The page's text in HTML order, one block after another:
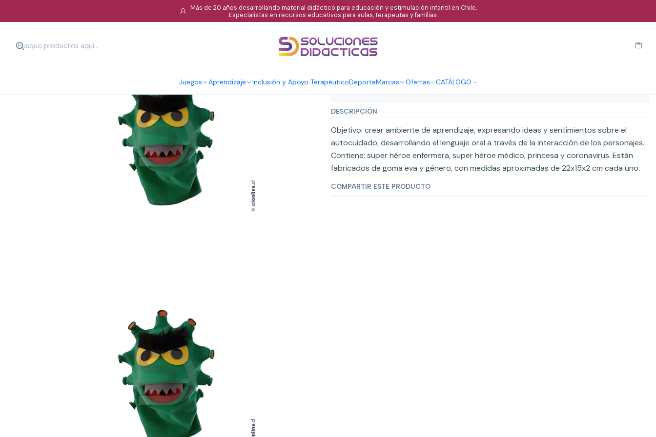
Juegos Aprendizaje Inclusión y Apoyo TerapéuticoDeporteMarcas Ofertas- CATÁLOGO -
Más de 20 años desarrollando material didáctico para educación y estimulación infantil en Chile.
Especialistas en recursos educativos para aulas, terapeutas y familias.
|
Títeres virus y super Heroes
DESCRIPCIÓN
Objetivo: crear ambiente de aprendizaje, expresando ideas y sentimientos sobre el
autocuidado, desarrollando el lenguaje oral a través de la interacción de los personajes.
Contiene: super héroe enfermera, super héroe médico, princesa y coronavirus. Están
fabricados de goma eva y género, con medidas aproximadas de 22x15x2 cm cada uno.
COMPARTIR ESTE PRODUCTO